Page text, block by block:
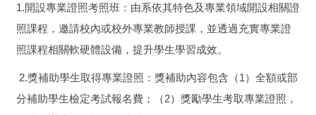
1.開設專業證照考照班：由系依其特色及專業領域開設相關證
照課程，邀請校內或校外專業教師授課，並透過充實專業證
照課程相關軟硬體設備，提升學生學習成效。
2.獎補助學生取得專業證照：獎補助內容包含（1）全額或部
分補助學生檢定考試報名費；（2）獎勵學生考取專業證照，